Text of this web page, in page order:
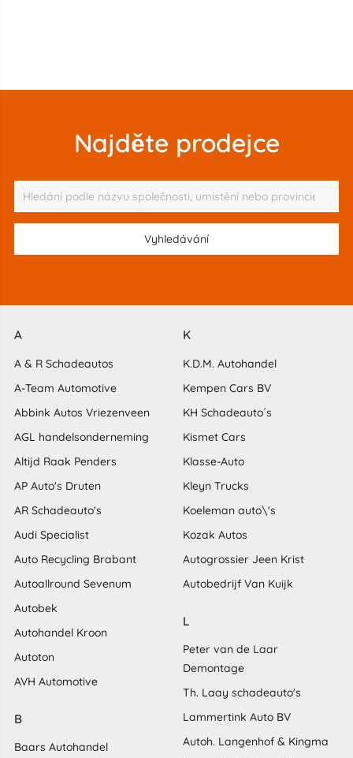
Najděte prodejce
A
A & R Schadeautos
A-Team Automotive
Abbink Autos Vriezenveen
AGL handelsonderneming
Altijd Raak Penders
AP Auto's Druten
AR Schadeauto's
Audi Specialist
Auto Recycling Brabant
Autoallround Sevenum
Autobek
Autohandel Kroon
Autoton
AVH Automotive
B
Baars Autohandel
K
K.D.M. Autohandel
Kempen Cars BV
KH Schadeauto´s
Kismet Cars
Klasse-Auto
Kleyn Trucks
Koeleman auto\'s
Kozak Autos
Autogrossier Jeen Krist
Autobedrijf Van Kuijk
L
Peter van de Laar
Demontage
Th. Laay schadeauto's
Lammertink Auto BV
Autoh. Langenhof & Kingma